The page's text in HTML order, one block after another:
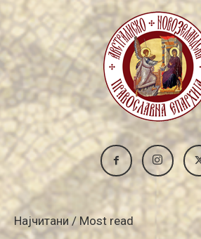
Најчитани / Most read